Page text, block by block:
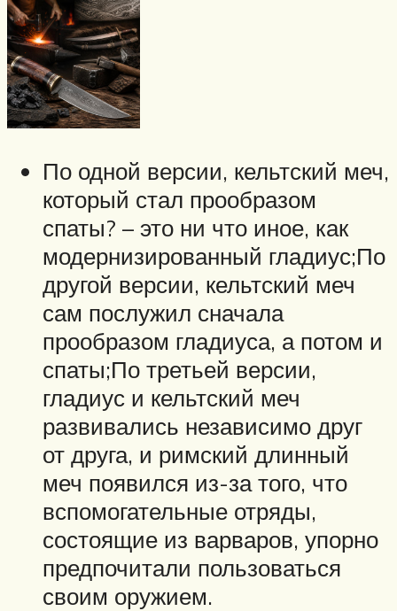
По одной версии, кельтский меч,
который стал прообразом
спаты? – это ни что иное, как
модернизированный гладиус;По
другой версии, кельтский меч
сам послужил сначала
прообразом гладиуса, а потом и
спаты;По третьей версии,
гладиус и кельтский меч
развивались независимо друг
от друга, и римский длинный
меч появился из-за того, что
вспомогательные отряды,
состоящие из варваров, упорно
предпочитали пользоваться
своим оружием.